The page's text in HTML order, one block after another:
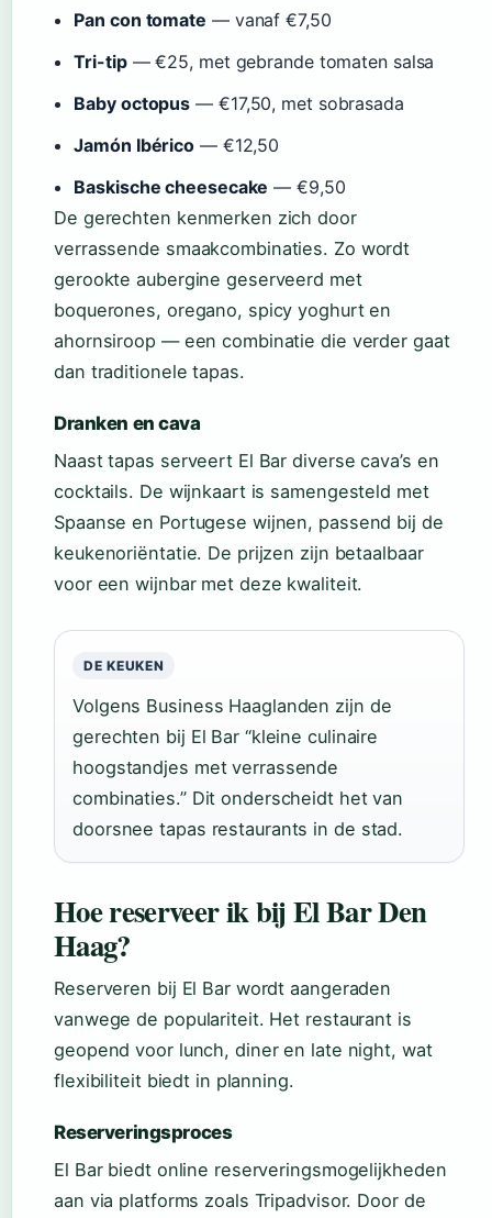
Pan con tomate — vanaf €7,50
Tri-tip— €25, met gebrande tomaten salsa
Baby octopus — €17,50, met sobrasada
Jamón Ibérico — €12,50
Baskische cheesecake — €9,50
De gerechten kenmerken zich door
verrassende smaakcombinaties. Zo wordt
gerookte aubergine geserveerd met
boquerones, oregano, spicy yoghurt en
ahornsiroop — een combinatie die verder gaat
dan traditionele tapas.
Dranken en cava
Naast tapas serveert El Bar diverse cava’s en
cocktails. De wijnkaart is samengesteld met
Spaanse en Portugese wijnen, passend bij de
keukenoriëntatie. De prijzen zijn betaalbaar
voor een wijnbar met deze kwaliteit.
DE KEUKEN
Volgens Business Haaglanden zijn de
gerechten bij El Bar “kleine culinaire
hoogstandjes met verrassende
combinaties.” Dit onderscheidt het van
doorsnee tapas restaurants in de stad.
Hoe reserveer ik bij El Bar Den
Haag?
Reserveren bij El Bar wordt aangeraden
vanwege de populariteit. Het restaurant is
geopend voor lunch, diner en late night, wat
flexibiliteit biedt in planning.
Reserveringsproces
El Bar biedt online reserveringsmogelijkheden
aan via platforms zoals Tripadvisor. Door de